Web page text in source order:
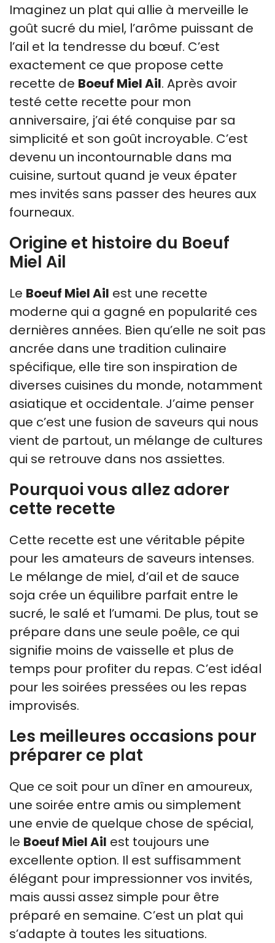
Imaginez un plat qui allie à merveille le
goût sucré du miel, l’arôme puissant de
l’ail et la tendresse du bœuf. C’est
exactement ce que propose cette
recette de Boeuf Miel Ail. Après avoir
testé cette recette pour mon
anniversaire, j’ai été conquise par sa
simplicité et son goût incroyable. C’est
devenu un incontournable dans ma
cuisine, surtout quand je veux épater
mes invités sans passer des heures aux
fourneaux.
Origine et histoire du Boeuf
Miel Ail
Le Boeuf Miel Ail est une recette
moderne qui a gagné en popularité ces
dernières années. Bien qu’elle ne soit pas
ancrée dans une tradition culinaire
spécifique, elle tire son inspiration de
diverses cuisines du monde, notamment
asiatique et occidentale. J’aime penser
que c’est une fusion de saveurs qui nous
vient de partout, un mélange de cultures
qui se retrouve dans nos assiettes.
Pourquoi vous allez adorer
cette recette
Cette recette est une véritable pépite
pour les amateurs de saveurs intenses.
Le mélange de miel, d’ail et de sauce
soja crée un équilibre parfait entre le
sucré, le salé et l’umami. De plus, tout se
prépare dans une seule poêle, ce qui
signifie moins de vaisselle et plus de
temps pour profiter du repas. C’est idéal
pour les soirées pressées ou les repas
improvisés.
Les meilleures occasions pour
préparer ce plat
Que ce soit pour un dîner en amoureux,
une soirée entre amis ou simplement
une envie de quelque chose de spécial,
le Boeuf Miel Ail est toujours une
excellente option. Il est suffisamment
élégant pour impressionner vos invités,
mais aussi assez simple pour être
préparé en semaine. C’est un plat qui
s’adapte à toutes les situations.